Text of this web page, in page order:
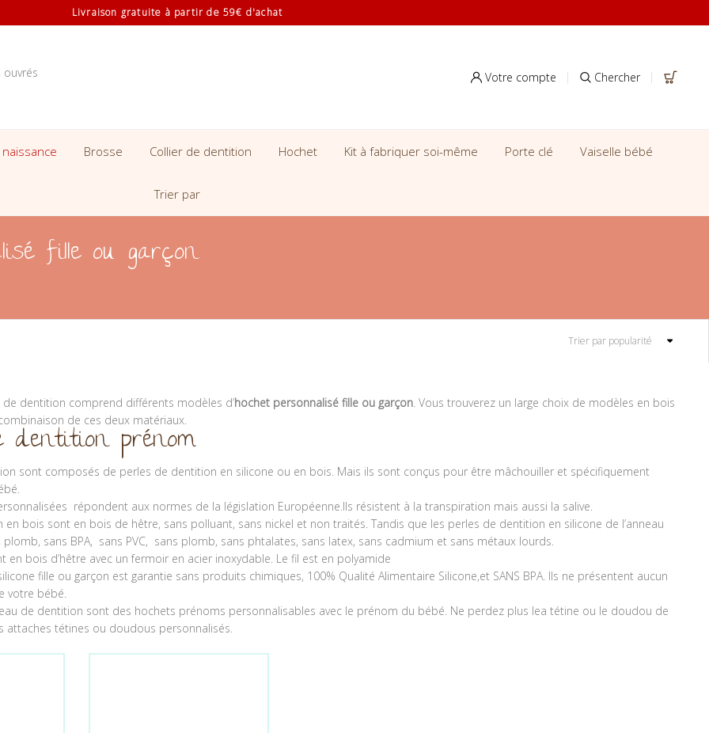
Livraison gratuite à partir de 59€ d'achat
ouvrés Votre compte Chercher
naissance Brosse Collier de dentition Hochet Kit à fabriquer soi-même Porte clé Vaiselle bébé
Trier par
fille ou garçon
Trier par popularité
dentition comprend différents modèles d’hochet personnalisé fille ou garçon. Vous trouverez un large choix de modèles en bois
de ces deux matériaux.
dentition prénom
sont composés de perles de dentition en silicone ou en bois. Mais ils sont conçus pour être mâchouiller et spécifiquement
répondent aux normes de la législation Européenne.Ils résistent à la transpiration mais aussi la salive.
bois sont en bois de hêtre, sans polluant, sans nickel et non traités. Tandis que les perles de dentition en silicone de l’anneau
sans BPA, sans PVC, sans plomb, sans phtalates, sans latex, sans cadmium et sans métaux lourds.
en bois d’hêtre avec un fermoir en acier inoxydable. Le fil est en polyamide
fille ou garçon est garantie sans produits chimiques, 100% Qualité Alimentaire Silicone,et SANS BPA. Ils ne présentent aucun
votre bébé.
de dentition sont des hochets prénoms personnalisables avec le prénom du bébé. Ne perdez plus lea tétine ou le doudou de
attaches tétines ou doudous personnalisés.